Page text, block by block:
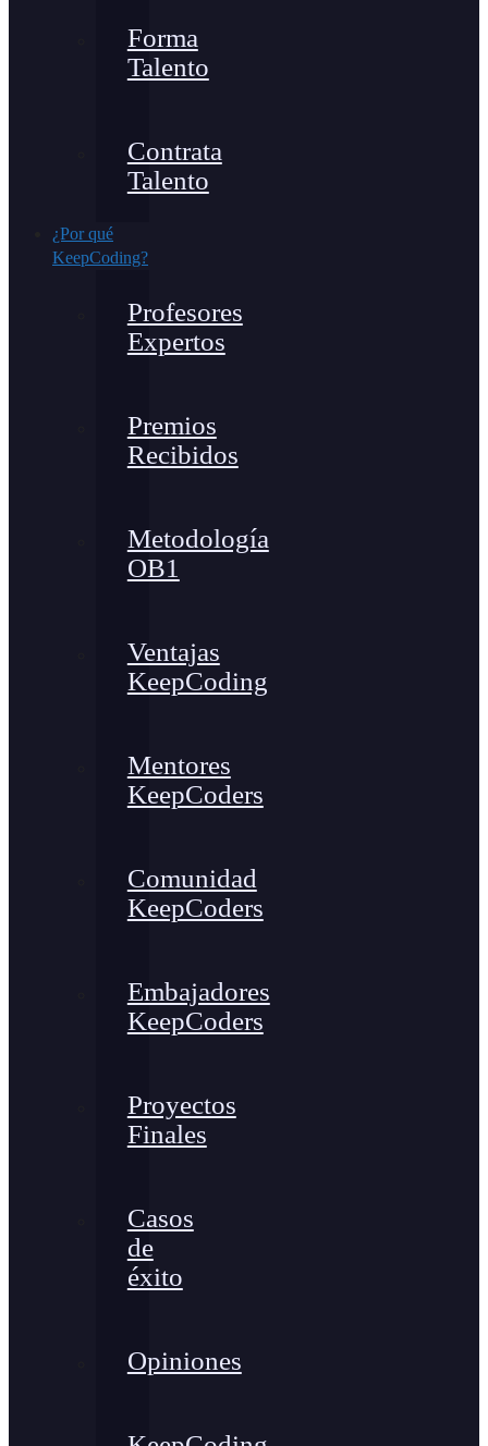
Forma
Talento
Contrata
Talento
¿Por qué
KeepCoding?
Profesores
Expertos
Premios
Recibidos
Metodología
OB1
Ventajas
KeepCoding
Mentores
KeepCoders
Comunidad
KeepCoders
Embajadores
KeepCoders
Proyectos
Finales
Casos
de
éxito
Opiniones